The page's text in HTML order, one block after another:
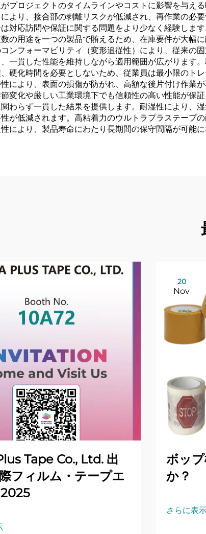
プロジェクトのタイムラインやコストに影響を与え
より、接合部の剥離リスクが低減され、再作業の必
対応訪問や保証に関する問題をより少なく経験しま
の用途を一つの製品で賄えるため、在庫要件が大幅
ンフォーマビリティ（変形追従性）により、従来の
一貫した性能を維持しながら適用範囲が広がります
硬化時間を必要としないため、従業員は最小限のト
により、表面の損傷が防がれ、高額な後片付け作業
変化や厳しい工業環境下でも信頼性の高い性能が保
わらず一貫した結果を提供します。耐湿性により、
が低減されます。高粘着力のウルトラプラステープ
により、製品寿命にわたり長期間の保守間隔が可能
Tape Co., Ltd. 出
フィルム・テープエ
20
Nov
ボッ
か？
さらに表